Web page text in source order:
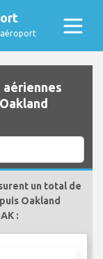
aériennes
un total de
Oakland
: